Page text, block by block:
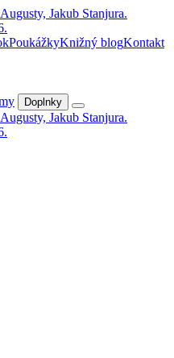
PoukážkyKnižný blogKontakt
Doplnky